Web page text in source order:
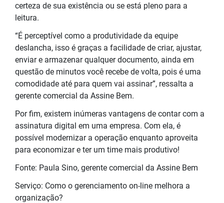
certeza de sua existência ou se está pleno para a
leitura.
“É perceptível como a produtividade da equipe
deslancha, isso é graças a facilidade de criar, ajustar,
enviar e armazenar qualquer documento, ainda em
questão de minutos você recebe de volta, pois é uma
comodidade até para quem vai assinar”, ressalta a
gerente comercial da Assine Bem.
Por fim, existem inúmeras vantagens de contar com a
assinatura digital em uma empresa. Com ela, é
possível modernizar a operação enquanto aproveita
para economizar e ter um time mais produtivo!
Fonte: Paula Sino, gerente comercial da Assine Bem
Serviço: Como o gerenciamento on-line melhora a
organização?